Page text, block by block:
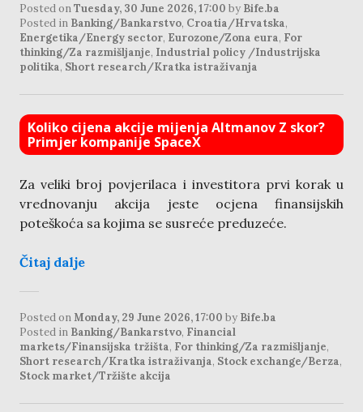
Posted onTuesday, 30 June 2026, 17:00 by Bife.ba
Posted in Banking/Bankarstvo, Croatia/Hrvatska,
Energetika/Energy sector, Eurozone/Zona eura, For
thinking/Za razmišljanje, Industrial policy /Industrijska
politika, Short research/Kratka istraživanja
Koliko cijena akcije mijenja Altmanov Z skor?
Primjer kompanije SpaceX
Za veliki broj povjerilaca i investitora prvi korak u
vrednovanju akcija jeste ocjena finansijskih
poteškoća sa kojima se susreće preduzeće.
Čitaj dalje
Posted on Monday, 29 June 2026, 17:00 by Bife.ba
Posted in Banking/Bankarstvo, Financial
markets/Finansijska tržišta, For thinking/Za razmišljanje,
Short research/Kratka istraživanja, Stock exchange/Berza,
Stock market/Tržište akcija